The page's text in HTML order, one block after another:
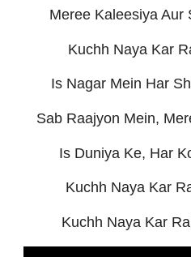
Meree Kaleesiya Aur
Kuchh Naya Kar
Is Nagar Mein Har
Sab Raajyon Mein,
Is Duniya Ke, Har
Kuchh Naya Kar
Kuchh Naya Kar